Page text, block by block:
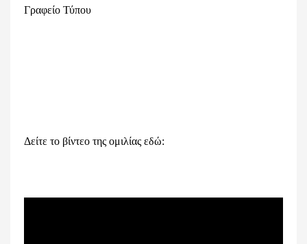
Γραφείο Τύπου
Δείτε το βίντεο της ομιλίας εδώ: